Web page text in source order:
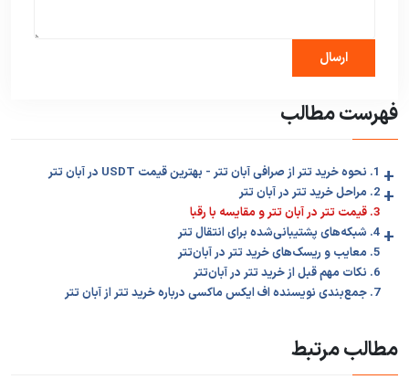
فهرست مطالب
1. نحوه خرید تتر از صرافی آبان تتر - بهترین قیمت USDT در آبان تتر +
2. مراحل خرید تتر در آبان تتر +
3. قیمت تتر در آبان تتر و مقایسه با رقبا
4. شبکه‌های پشتیبانی‌شده برای انتقال تتر +
5. معایب و ریسک‌های خرید تتر در آبان‌تتر
6. نکات مهم قبل از خرید تتر در آبان‌تتر
7. جمع‌بندی نویسنده اف ایکس ماکسی درباره خرید تتر از آبان تتر
مطالب مرتبط